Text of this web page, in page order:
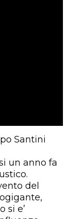
Santini
un anno fa
del
si e’